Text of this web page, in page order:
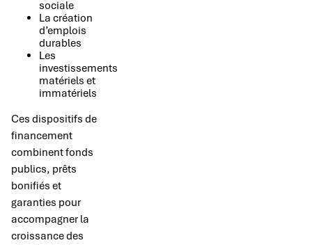
sociale
La création
d’emplois
durables
Les
investissements
matériels et
immatériels
Ces dispositifs de
financement
combinent fonds
publics, prêts
bonifiés et
garanties pour
accompagner la
croissance des